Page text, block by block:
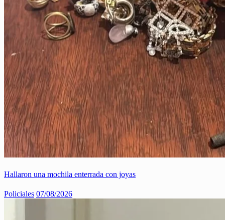
Hallaron una mochila enterrada con joyas
Policiales 07/08/2026